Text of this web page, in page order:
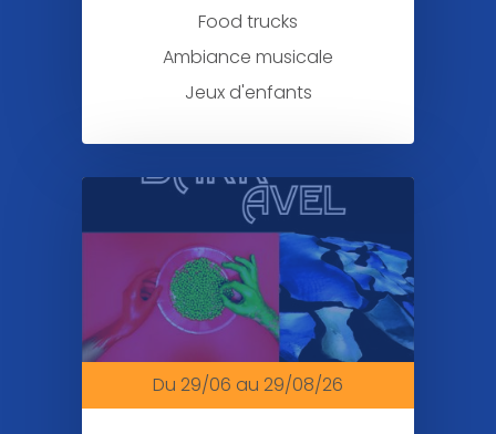
Food trucks
Ambiance musicale
Jeux d'enfants
Du 29/06 au 29/08/26